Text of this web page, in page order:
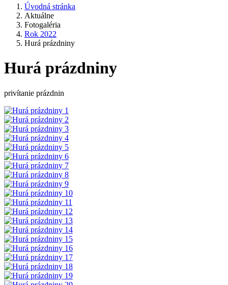
Úvodná stránka
Aktuálne
Fotogaléria
Rok 2022
Hurá prázdniny
Hurá prázdniny
privítanie prázdnin